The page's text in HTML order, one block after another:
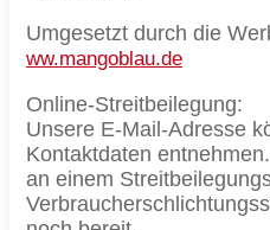
Umgesetzt durch die
ww.mangoblau.de
Online-Streitbeilegung:
Unsere E-Mail-Adresse
Kontaktdaten
an einem